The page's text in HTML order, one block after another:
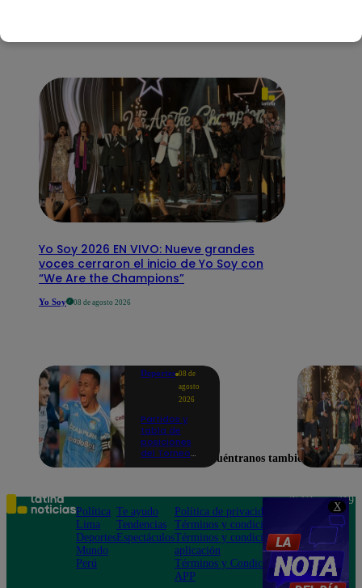
X
Yo Soy 2026 EN VIVO: Nueve grandes
voces cerraron el inicio de Yo Soy con
“We Are the Champions”
Yo Soy 08 de agosto 2026
Deportes 08 de
agosto
2026
Partidos y
tabla de
posiciones
del Torneo
en la fecha 4
Encuéntranos también en
Política
Lima
Deportes
Mundo
Perú
Te ayudo
Tendencias
Espectáculos
Política de privacidad
Términos y condiciones
Términos y condiciones
aplicación
Términos y Condiciones
APP
Teléfono: 219
Av. San
Felipe 968
Jesús María